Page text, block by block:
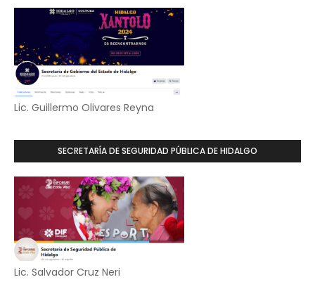
Lic. Guillermo Olivares Reyna
SECRETARÍA DE SEGURIDAD PÚBLICA DE HIDALGO
Lic. Salvador Cruz Neri